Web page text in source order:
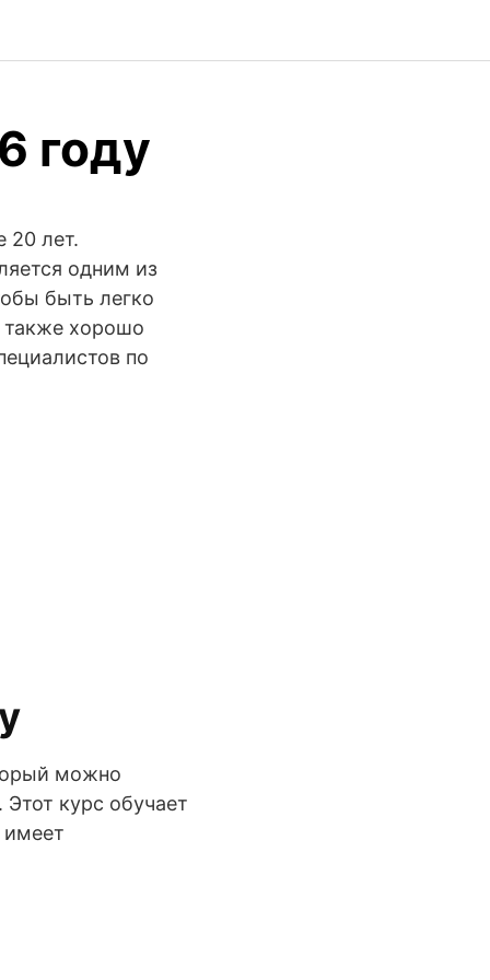
году
20 лет.
одним из
быть легко
также хорошо
по
можно
курс обучает
имеет